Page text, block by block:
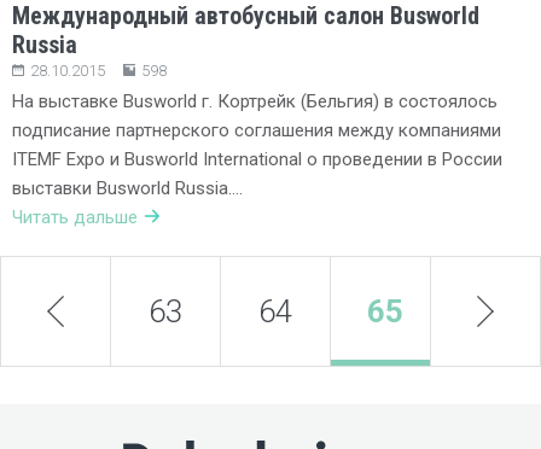
Международный автобусный салон Busworld
Russia
28.10.2015 598
На выставке Busworld г. Кортрейк (Бельгия) в состоялось
подписание партнерского соглашения между компаниями
ITEMF Expo и Busworld International о проведении в России
выставки Busworld Russia….
Читать дальше
prev 63 64 65 66
next